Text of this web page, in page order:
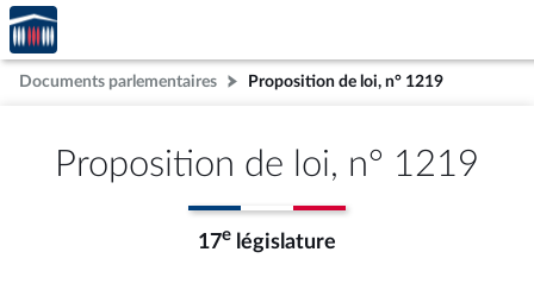
Aller au contenu
Aller en bas de la page
Accèder
à la
page
d'accueil
Documents parlementaires Proposition de loi, n° 1219
Proposition de loi, n° 1219
17e législature